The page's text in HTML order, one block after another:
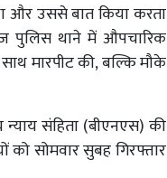
और उससे बात किया करता
पुलिस थाने में औपचारिक
मारपीट की, बल्कि मौके
न्याय संहिता (बीएनएस) की
को सोमवार सुबह गिरफ्तार